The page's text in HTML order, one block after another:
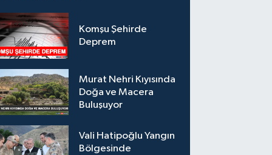
Komşu Şehirde
Deprem
Murat Nehri Kıyısında
Doğa ve Macera
Buluşuyor
Vali Hatipoğlu Yangın
Bölgesinde